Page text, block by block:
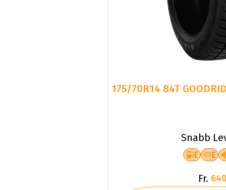
175/70R14 84T
Snabb
E E
Fr.